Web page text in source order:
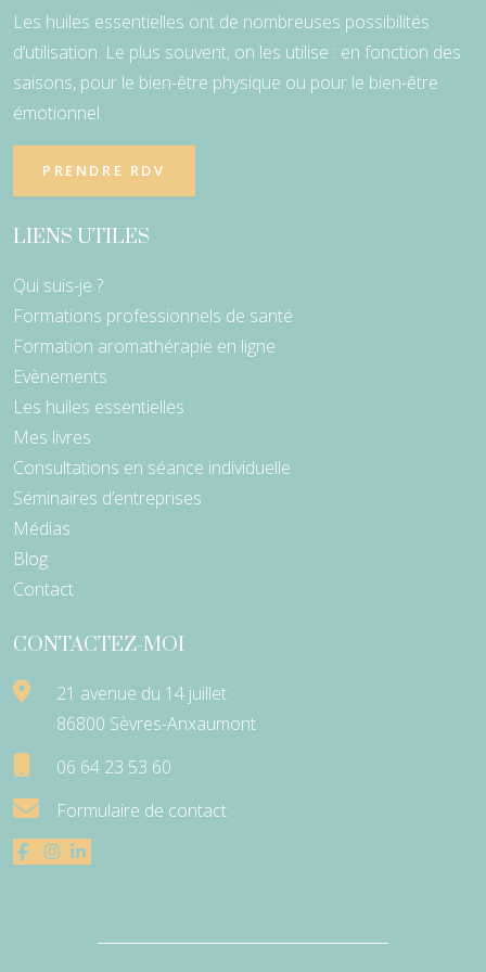
Les huiles essentielles ont de nombreuses possibilités
d’utilisation. Le plus souvent, on les utilise : en fonction des
saisons, pour le bien-être physique ou pour le bien-être
émotionnel.
PRENDRE RDV
LIENS UTILES
Qui suis-je ?
Formations professionnels de santé
Formation aromathérapie en ligne
Evènements
Les huiles essentielles
Mes livres
Consultations en séance individuelle
Séminaires d’entreprises
Médias
Blog
Contact
CONTACTEZ-MOI
21 avenue du 14 juillet
86800 Sèvres-Anxaumont
06 64 23 53 60
Formulaire de contact